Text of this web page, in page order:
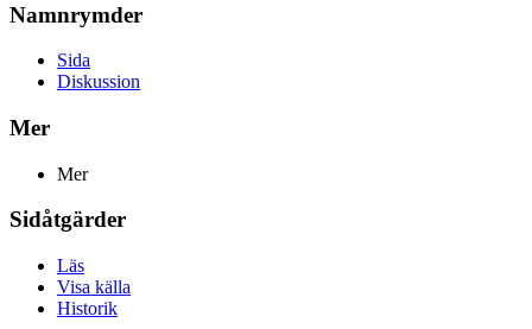
Namnrymder
Sida
Diskussion
Mer
Mer
Sidåtgärder
Läs
Visa källa
Historik